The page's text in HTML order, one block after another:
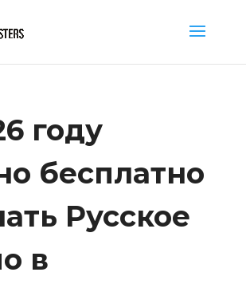
году
бесплатно
Русское
в